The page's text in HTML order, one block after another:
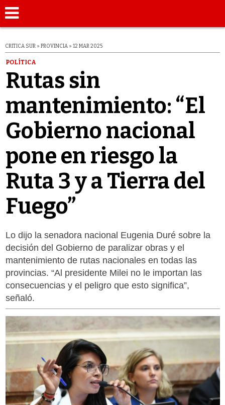
CRITICA SUR » PROVINCIA » 12 MAR 2025
POLÍTICA
Rutas sin
mantenimiento: “El
Gobierno nacional
pone en riesgo la
Ruta 3 y a Tierra del
Fuego”
Lo dijo la senadora nacional Eugenia Duré sobre la
decisión del Gobierno de paralizar obras y el
mantenimiento de rutas nacionales en todas las
provincias. “Al presidente Milei no le importan las
consecuencias y el peligro que esto significa”,
señaló.